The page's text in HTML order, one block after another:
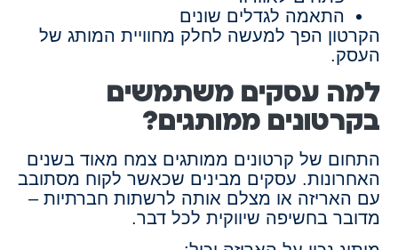
התאמה לגדלים שונים
הקרטון הפך למעשה לחלק מחוויית המותג של
העסק.
למה עסקים משתמשים
בקרטונים ממותגים?
התחום של קרטונים ממותגים צמח מאוד בשנים
האחרונות. עסקים מבינים שכאשר לקוח מסתובב
עם האריזה או מצלם אותה לרשתות חברתיות –
מדובר בחשיפה שיווקית לכל דבר.